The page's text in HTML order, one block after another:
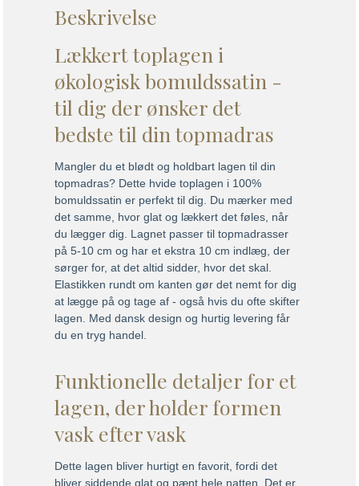
Beskrivelse
Lækkert toplagen i
økologisk bomuldssatin -
til dig der ønsker det
bedste til din topmadras
Mangler du et blødt og holdbart lagen til din
topmadras? Dette hvide toplagen i 100%
bomuldssatin er perfekt til dig. Du mærker med
det samme, hvor glat og lækkert det føles, når
du lægger dig. Lagnet passer til topmadrasser
på 5-10 cm og har et ekstra 10 cm indlæg, der
sørger for, at det altid sidder, hvor det skal.
Elastikken rundt om kanten gør det nemt for dig
at lægge på og tage af - også hvis du ofte skifter
lagen. Med dansk design og hurtig levering får
du en tryg handel.
Funktionelle detaljer for et
lagen, der holder formen
vask efter vask
Dette lagen bliver hurtigt en favorit, fordi det
bliver siddende glat og pænt hele natten. Det er